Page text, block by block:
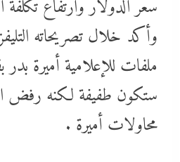
سعر الدولار وارتفاع تكلفة
وأكد خلال تصريحاته
ملفات للإعلامية أميرة بدر
ستكون طفيفة لكنه
محاولات أميرة .